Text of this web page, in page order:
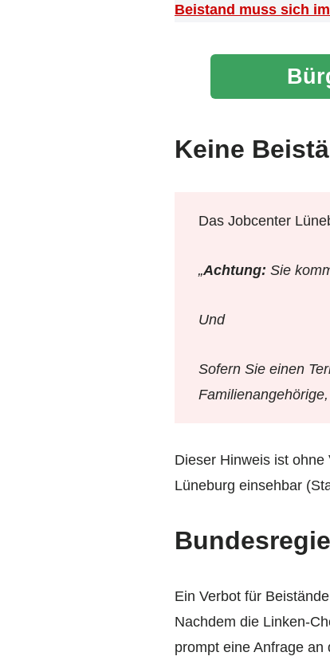
Beistand muss sich
Keine
Das Jobcenter
„Achtung: Sie
Und
Sofern Sie einen
Dieser Hinweis ist
Lüneburg einsehbar
Ein Verbot für
Nachdem die Linken-
prompt eine Anfrage an